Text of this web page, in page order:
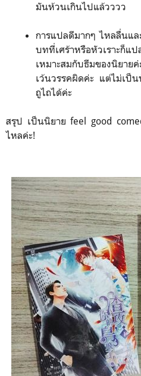
มันห้วนเกินไปแล้วววว
การแปลดีมากๆ ไหลลื่นแล
บทที่เศร้าหรือหัวเราะก็แ
เหมาะสมกับธีมของนิยาย
เว้นวรรคผิดค่ะ แต่ไม่เป็
ถูไถได้ค่ะ
สรุป เป็นนิยาย feel good
ไหลค่ะ!